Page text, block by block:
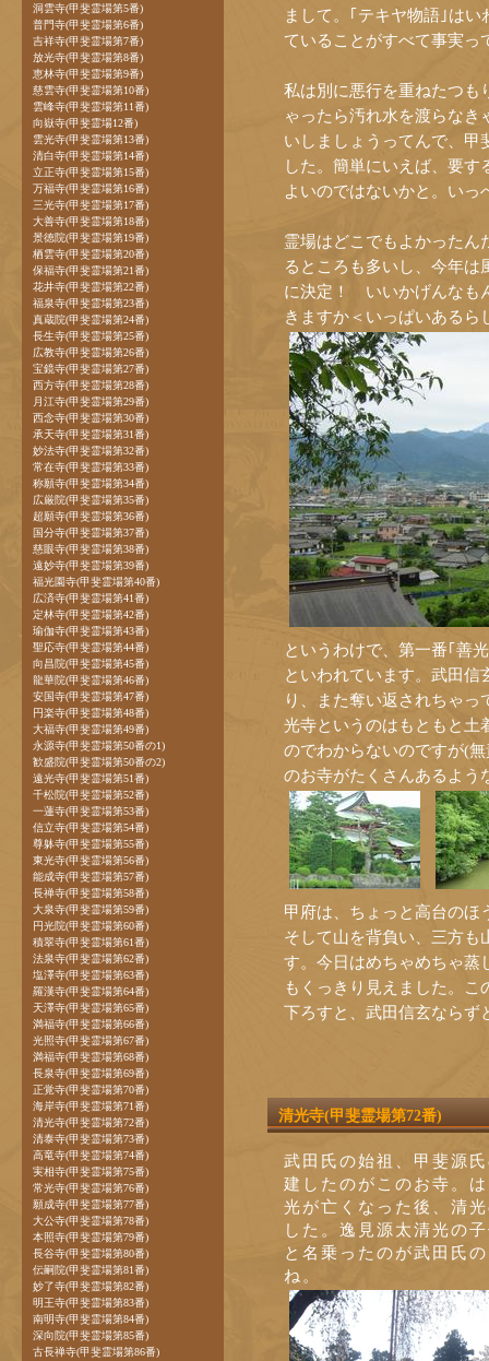
まして。｢テキヤ物語｣は
ていることがすべて事実っ
私は別に悪行を重ねたつも
ゃったら汚れ水を渡らな
いしましょうってんで、甲
した。簡単にいえば、要
よいのではないかと。い
霊場はどこでもよかったん
るところも多いし、今年
に決定！ いいかげんなも
きますか＜いっぱいあるら
というわけで、第一番｢善
といわれています。武田
り、また奪い返されちゃ
光寺というのはもともと土
のでわからないのですが(
のお寺がたくさんあるよう
甲府は、ちょっと高台のほ
そして山を背負い、三方も
す。今日はめちゃめちゃ蒸
もくっきり見えました。
下ろすと、武田信玄ならず
清光寺(甲斐霊場第72番)
武田氏の始祖、甲斐源
建したのがこのお寺。
光が亡くなった後、清
した。逸見源太清光の
と名乗ったのが武田氏
ね。
洞雲寺(甲斐霊場第5番)
普門寺(甲斐霊場第6番)
吉祥寺(甲斐霊場第7番)
放光寺(甲斐霊場第8番)
恵林寺(甲斐霊場第9番)
慈雲寺(甲斐霊場第10番)
雲峰寺(甲斐霊場第11番)
向嶽寺(甲斐霊場12番)
雲光寺(甲斐霊場第13番)
清白寺(甲斐霊場第14番)
立正寺(甲斐霊場第15番)
万福寺(甲斐霊場第16番)
三光寺(甲斐霊場第17番)
大善寺(甲斐霊場第18番)
景徳院(甲斐霊場第19番)
栖雲寺(甲斐霊場第20番)
保福寺(甲斐霊場第21番)
花井寺(甲斐霊場第22番)
福泉寺(甲斐霊場第23番)
真蔵院(甲斐霊場第24番)
長生寺(甲斐霊場第25番)
広教寺(甲斐霊場第26番)
宝鏡寺(甲斐霊場第27番)
西方寺(甲斐霊場第28番)
月江寺(甲斐霊場第29番)
西念寺(甲斐霊場第30番)
承天寺(甲斐霊場第31番)
妙法寺(甲斐霊場第32番)
常在寺(甲斐霊場第33番)
称願寺(甲斐霊場第34番)
広厳院(甲斐霊場第35番)
超願寺(甲斐霊場第36番)
国分寺(甲斐霊場第37番)
慈眼寺(甲斐霊場第38番)
遠妙寺(甲斐霊場第39番)
福光園寺(甲斐霊場第40番)
広済寺(甲斐霊場第41番)
定林寺(甲斐霊場第42番)
瑜伽寺(甲斐霊場第43番)
聖応寺(甲斐霊場第44番)
向昌院(甲斐霊場第45番)
龍華院(甲斐霊場第46番)
安国寺(甲斐霊場第47番)
円楽寺(甲斐霊場第48番)
大福寺(甲斐霊場第49番)
永源寺(甲斐霊場第50番の1)
歓盛院(甲斐霊場第50番の2)
遠光寺(甲斐霊場第51番)
千松院(甲斐霊場第52番)
一蓮寺(甲斐霊場第53番)
信立寺(甲斐霊場第54番)
尊躰寺(甲斐霊場第55番)
東光寺(甲斐霊場第56番)
能成寺(甲斐霊場第57番)
長禅寺(甲斐霊場第58番)
大泉寺(甲斐霊場第59番)
円光院(甲斐霊場第60番)
積翠寺(甲斐霊場第61番)
法泉寺(甲斐霊場第62番)
塩澤寺(甲斐霊場第63番)
羅漢寺(甲斐霊場第64番)
天澤寺(甲斐霊場第65番)
満福寺(甲斐霊場第66番)
光照寺(甲斐霊場第67番)
満福寺(甲斐霊場第68番)
長泉寺(甲斐霊場第69番)
正覚寺(甲斐霊場第70番)
海岸寺(甲斐霊場第71番)
清光寺(甲斐霊場第72番)
清泰寺(甲斐霊場第73番)
高竜寺(甲斐霊場第74番)
実相寺(甲斐霊場第75番)
常光寺(甲斐霊場第76番)
願成寺(甲斐霊場第77番)
大公寺(甲斐霊場第78番)
本照寺(甲斐霊場第79番)
長谷寺(甲斐霊場第80番)
伝嗣院(甲斐霊場第81番)
妙了寺(甲斐霊場第82番)
明王寺(甲斐霊場第83番)
南明寺(甲斐霊場第84番)
深向院(甲斐霊場第85番)
古長禅寺(甲斐霊場第86番)